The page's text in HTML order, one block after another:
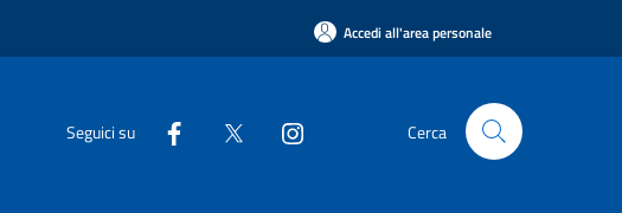
Accedi all'area personale
Seguici su Cerca